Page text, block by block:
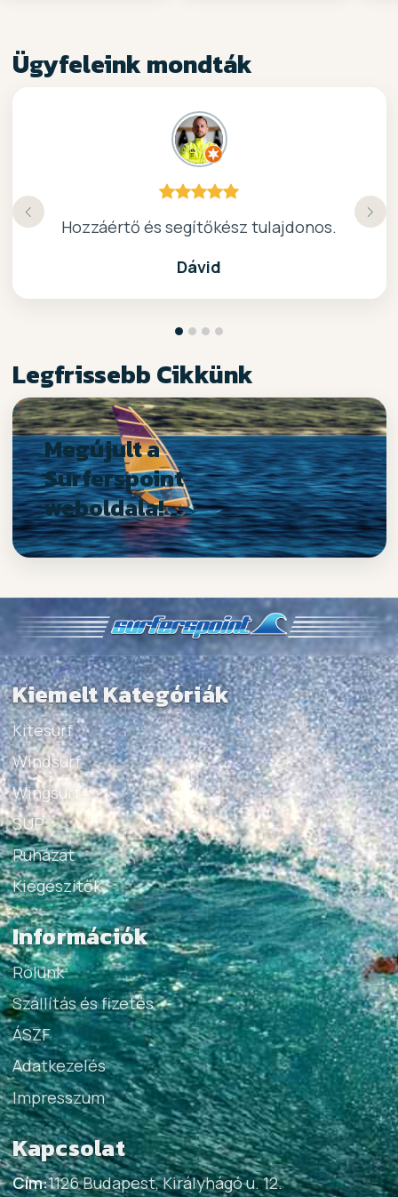
Ügyfeleink mondták
Hozzáértő és segítőkész tulajdonos.
Dávid
kiváló surf-ös bolt .. ajánlom!
Nagyon kedves elado, jo kis bolt :)
Köszönöm a gyors, barátságos kiszolgálast.
Legfrissebb Cikkünk
Megújult a
Surferspoint
weboldala!
Kiemelt Kategóriák
Kitesurf
Windsurf
Wingsurf
SUP
Ruházat
Kiegészítők
Információk
Rólunk
Szállítás és fizetés
ÁSZF
Adatkezelés
Impresszum
Kapcsolat
Cím:1126 Budapest, Királyhágó u. 12.